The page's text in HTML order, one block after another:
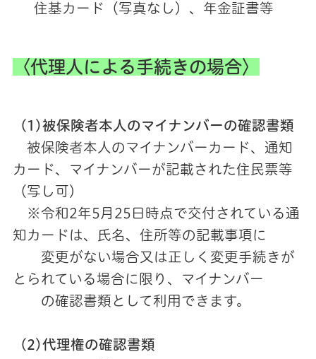
住基カード（写真なし）、年金証書等
〈代理人による手続きの場合〉
(1)被保険者本人のマイナンバーの確認書類
被保険者本人のマイナンバーカード、通知
カード、マイナンバーが記載された住民票等
（写し可）
※令和2年5月25日時点で交付されている通
知カードは、氏名、住所等の記載事項に
変更がない場合又は正しく変更手続きが
とられている場合に限り、マイナンバー
の確認書類として利用できます。
(2)代理権の確認書類